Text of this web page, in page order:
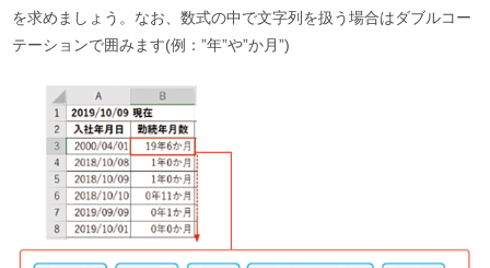
を求めましょう。なお、数式の中で文字列を扱う場合はダブルコー
テーションで囲みます(例：”年”や”か月”)